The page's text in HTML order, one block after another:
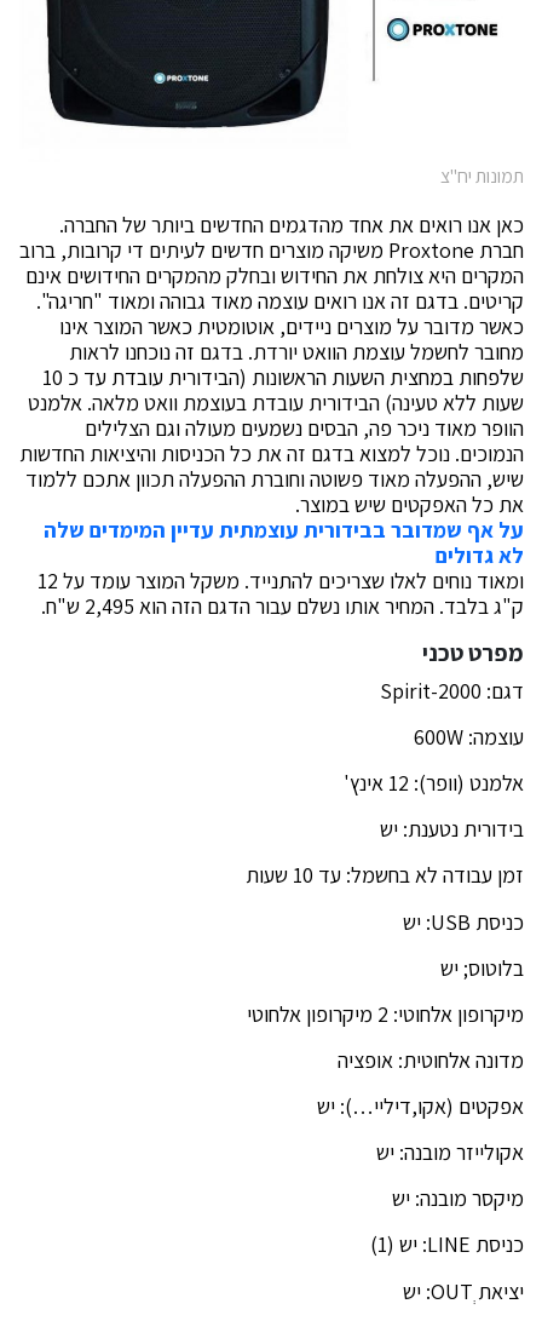
תמונות יח"צ
כאן אנו רואים את אחד מהדגמים החדשים ביותר של החברה.
חברת Proxtone משיקה מוצרים חדשים לעיתים די קרובות, ברוב
המקרים היא צולחת את החידוש ובחלק מהמקרים החידושים אינם
קריטים. בדגם זה אנו רואים עוצמה מאוד גבוהה ומאוד "חריגה".
כאשר מדובר על מוצרים ניידים, אוטומטית כאשר המוצר אינו
מחובר לחשמל עוצמת הוואט יורדת. בדגם זה נוכחנו לראות
שלפחות במחצית השעות הראשונות (הבידורית עובדת עד כ 10
שעות ללא טעינה) הבידורית עובדת בעוצמת וואט מלאה. אלמנט
הוופר מאוד ניכר פה, הבסים נשמעים מעולה וגם הצלילים
הנמוכים. נוכל למצוא בדגם זה את כל הכניסות והיציאות החדשות
שיש, ההפעלה מאוד פשוטה וחוברת ההפעלה תכוון אתכם ללמוד
את כל האפקטים שיש במוצר.
על אף שמדובר בבידורית עוצמתית עדיין המימדים שלה
לא גדולים
ומאוד נוחים לאלו שצריכים להתנייד. משקל המוצר עומד על 12
ק"ג בלבד. המחיר אותו נשלם עבור הדגם הזה הוא 2,495 ש"ח.
מפרט טכני
דגם: Spirit-2000
עוצמה: 600W
אלמנט (וופר): 12 אינץ'
בידורית נטענת: יש
זמן עבודה לא בחשמל: עד 10 שעות
כניסת USB: יש
בלוטוס; יש
מיקרופון אלחוטי: 2 מיקרופון אלחוטי
מדונה אלחוטית: אופציה
אפקטים (אקו,דיליי…): יש
אקולייזר מובנה: יש
מיקסר מובנה: יש
כניסת LINE: יש (1)
יציאת OUTְ: יש